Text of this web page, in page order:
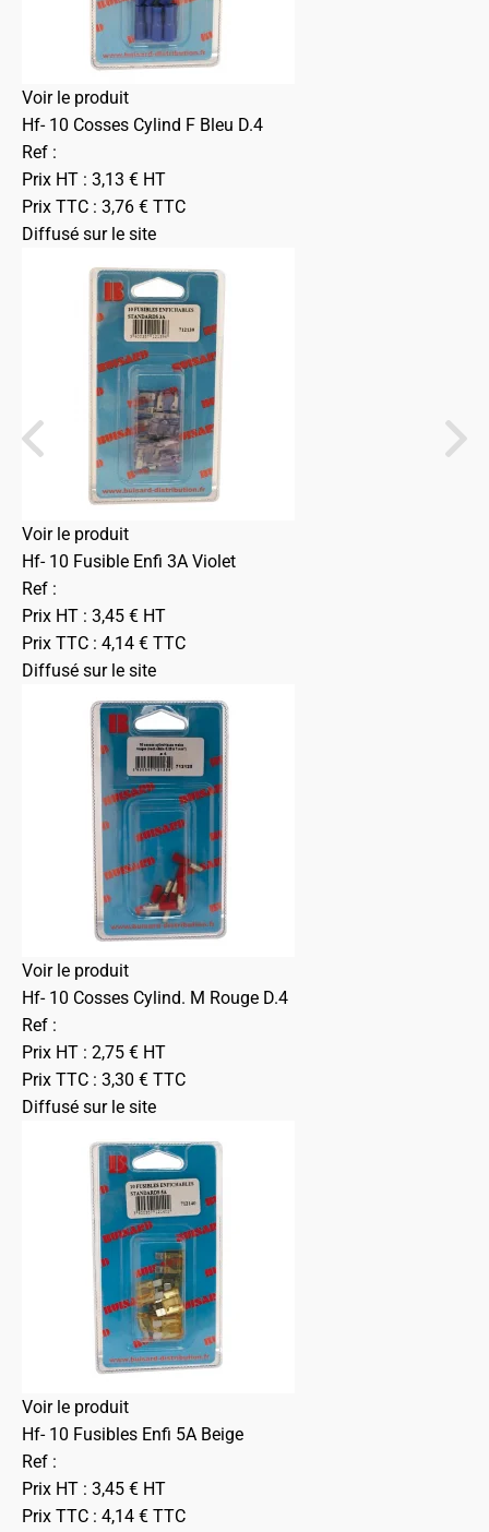
Voir le produit
Hf- 10 Cosses Cylind F Bleu D.4
Ref :
Prix HT : 3,13 € HT
Prix TTC : 3,76 € TTC
Diffusé sur le site
Voir le produit
Hf- 10 Fusible Enfi 3A Violet
Ref :
Prix HT : 3,45 € HT
Prix TTC : 4,14 € TTC
Diffusé sur le site
Voir le produit
Hf- 10 Cosses Cylind. M Rouge D.4
Ref :
Prix HT : 2,75 € HT
Prix TTC : 3,30 € TTC
Diffusé sur le site
Voir le produit
Hf- 10 Fusibles Enfi 5A Beige
Ref :
Prix HT : 3,45 € HT
Prix TTC : 4,14 € TTC